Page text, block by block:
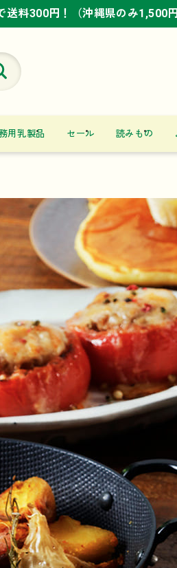
送料300円！（沖縄県のみ1,500
送料300円！（沖縄県のみ1,500
送料300円！（沖縄県のみ1,500
用乳製品 セール 読みもの